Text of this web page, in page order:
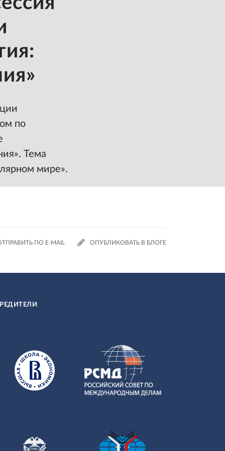
по
Тема
мире».
ПО E-MAIL ОПУБЛИКОВАТЬ В БЛОГЕ